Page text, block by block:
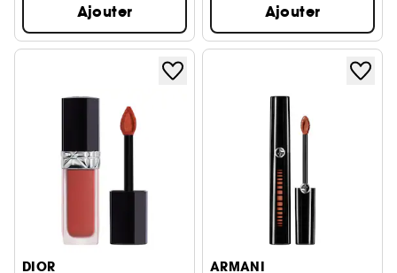
Ajouter Ajouter
DIOR ARMANI